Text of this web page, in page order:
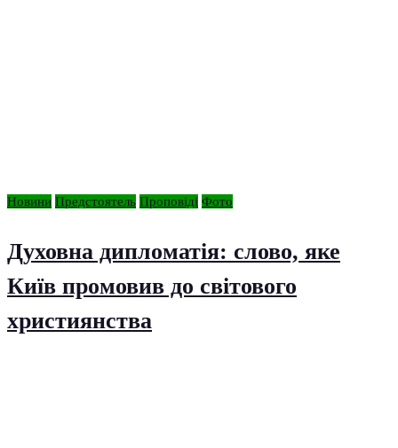
Новини Предстоятель Проповіді Фото
Духовна дипломатія: слово, яке
Київ промовив до світового
християнства